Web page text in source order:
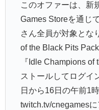
このオファーは、新
Games Storeを通じ
さん全員が対象とな
of the Black Pits
『Idle Champions
ストールしてログイ
日から16日の午前1
twitch.tv/cnegames